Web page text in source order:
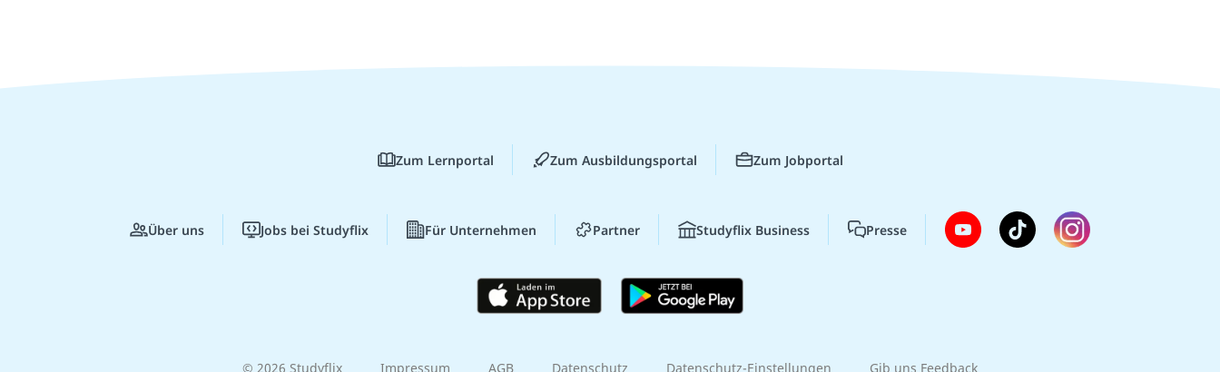
Zum Lernportal Zum Ausbildungsportal Zum Jobportal
Über uns Jobs bei Studyflix Für Unternehmen Partner Studyflix Business Presse
© 2026 Studyflix Impressum AGB Datenschutz Datenschutz-Einstellungen Gib uns Feedback